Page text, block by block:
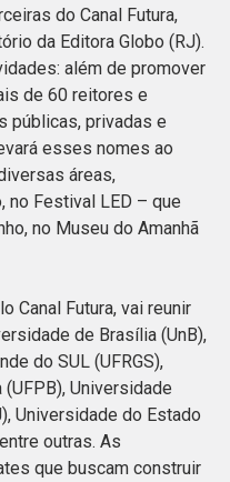
do Canal Futura,
da Editora Globo (RJ).
além de promover
de 60 reitores e
públicas, privadas e
esses nomes ao
áreas,
no Festival LED – que
no Museu do Amanhã
Canal Futura, vai reunir
de Brasília (UnB),
do SUL (UFRGS),
Universidade
Universidade do Estado
outras. As
que buscam construir